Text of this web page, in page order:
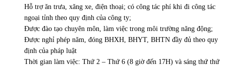
Hỗ trợ ăn trưa, xăng xe, điện thoại; có công tác phí khi đi công tác
ngoại tỉnh theo quy định của công ty;
Được đào tạo chuyên môn, làm việc trong môi trường năng động;
Được nghỉ phép năm, đóng BHXH, BHYT, BHTN đầy đủ theo quy
định của pháp luật
Thời gian làm việc: Thứ 2 – Thứ 6 (8 giờ đến 17H) và sáng thứ thứ